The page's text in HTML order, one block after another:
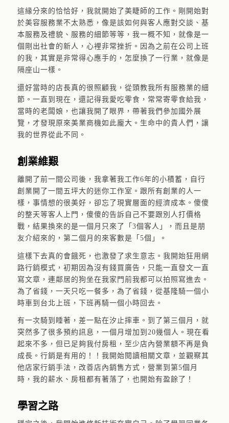
這緣分來的恰恰好，我就開始了美睫師的工作。剛開始對
於美容服務業不太熟悉，像是該如何與客人應對交談、基
本服務及禮貌、服務的細節等等，我一概不知，就像是一
個剛出社會的新人，心裡非常挫折。因為之前在公司上班
的我，其實是非常得心應手的，怎麼換了一行業，就像是
隔座山一樣。
還好當時的店長真的很照顧我，從頭教我所有服務業的細
節。一直到現在，還記得我愛吃零食，常常寄零食給我，
當時的老闆娘，也讓我開了眼界，帶著我們參加國外展
覽，才發現原來美業商機如此龐大。生命中的貴人們，讓
我的世界從此不同。
創業維艱
離開了前一間公司後，我拿著我工作6年的小積蓄，自行
創業開了一間五坪大的迷你工作室。跟所有創業的人一
樣，事情想的很美好，卻忘了現實層面的經濟成本。傻傻
的整天等客人上門，傻傻的告訴自己不要跟別人打價格
戰，結果換來的是一個月只來了「3個客人」，而且是朋
友介紹來的，第二個月的來客數是「5個」。
這樣下去真的會餓死，也激發了求生意志。我開始狂用網
路行銷模式，初期因為沒有錢買廣告，只能一直發文一直
寫文章，連鄰居的狗坐在我家門前我都可以拍照寫進去。
為了省錢，一天只吃一餐多，為了省錢，從基隆騎一個小
時車到台北上班，下班再騎一個小時回去。
有一次騎到睡著，差一點在汐止摔車。到了第三個月，就
突然多了很多預約訊息，一個月增加到20幾個人。現在看
起來不多，但已足夠我付房租，至少店內營業額不再是負
成長。行銷是有用的！！我開始閱讀相關文章，並觀察其
他店家行銷手法，改善店內銷售方式，營業到第5個月
時，我的薪水、房租都有著落了，也開始有盈餘了！
學習之路